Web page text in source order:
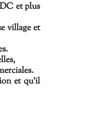
et plus
village et
et qu'il